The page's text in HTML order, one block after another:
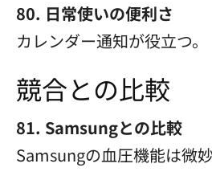
80. 日常使いの便利さ
カレンダー通知が役立つ。
競合との比較
81. Samsungとの比較
Samsungの血圧機能は微妙